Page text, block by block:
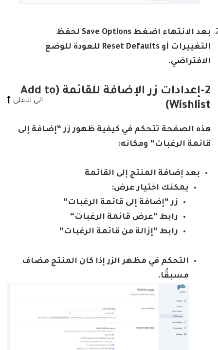
بعد الانتهاء اضغط Save Options لحفظ
التغييرات أو Reset Defaults للعودة للوضع
الافتراضي.
2-إعدادات زر الإضافة للقائمة
(Add to
Wishlist)
الى الاعلى
هذه الصفحة تتحكم في كيفية ظهور زر “إضافة إلى
قائمة الرغبات” ومكانه:
بعد إضافة المنتج إلى القائمة
يمكنك اختيار عرض:
زر “إضافة إلى قائمة الرغبات“
رابط “عرض قائمة الرغبات“
رابط “إزالة من قائمة الرغبات“
التحكم في مظهر الزر إذا كان المنتج مضاف
مسبقًا.